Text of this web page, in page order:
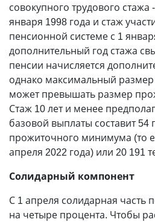
совокупного трудового стажа
января 1998 года и стаж
пенсионной системе с 1
дополнительный год стажа
пенсии начисляется
однако максимальный
может превышать размер
Стаж 10 лет и менее
базовой выплаты составит 54
прожиточного минимума (то
апреля 2022 года) или 20 191
Солидарный компонент
С 1 апреля солидарная часть
на четыре процента. Чтобы